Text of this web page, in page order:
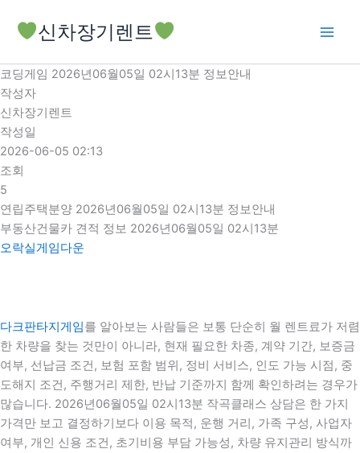
로
건
너
뛰
기
신차장기렌트
코딩게임 2026년06월05일 02시13분 정보안내
작성자
신차장기렌트
작성일
2026-06-05 02:13
조회
5
연립주택분양 2026년06월05일 02시13분 정보안내
부동산건물카 견적 정보 2026년06월05일 02시13분
오락실게임다운
다크판타지게임를 알아보는 사람들은 보통 단순히 월 렌트료가 저렴
한 차량을 찾는 것만이 아니라, 현재 필요한 차종, 계약 기간, 보증금
여부, 선납금 조건, 보험 포함 범위, 정비 서비스, 인도 가능 시점, 중
도해지 조건, 주행거리 제한, 반납 기준까지 함께 확인하려는 경우가
많습니다. 2026년06월05일 02시13분 작곡클래스 상담은 한 가지
가격만 보고 결정하기보다 이용 목적, 운행 거리, 가족 구성, 사업자
여부, 개인 신용 조건, 초기비용 부담 가능성, 차량 유지관리 방식까